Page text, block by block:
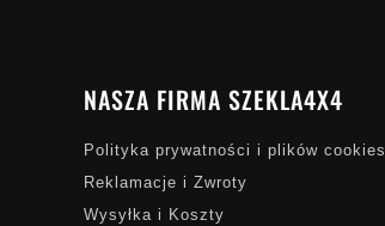
NASZA FIRMA SZEKLA4X4
Polityka prywatności i plików cookies
Reklamacje i Zwroty
Wysyłka i Koszty